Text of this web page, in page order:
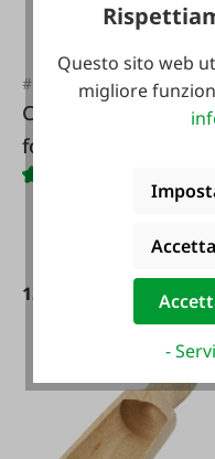
#FA100345
Cottura del pane nel
forno a legna
13,30 €*
Questo sito web
migliore
-